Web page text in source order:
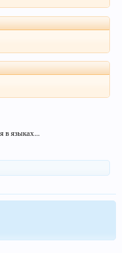
в языках...